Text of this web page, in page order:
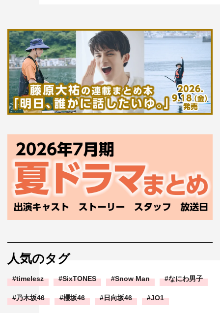
人気のタグ
timelesz SixTONES Snow Man なにわ男子
乃木坂46 櫻坂46 日向坂46 JO1